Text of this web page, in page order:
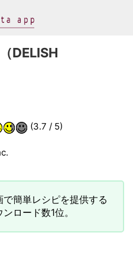
DELISH
(3.7 / 5)
簡単レシピを提供する
ロード数1位。